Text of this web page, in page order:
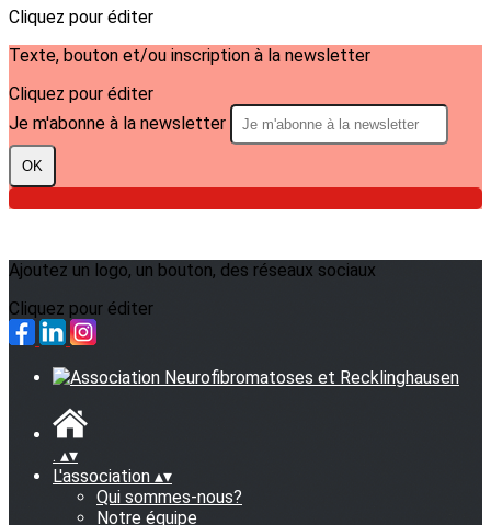
Cliquez pour éditer
Texte, bouton et/ou inscription à la newsletter
Cliquez pour éditer
Je m'abonne à la newsletter
OK
Ajoutez un logo, un bouton, des réseaux sociaux
Cliquez pour éditer
. ▴▾
L'association ▴▾
Qui sommes-nous?
Notre équipe